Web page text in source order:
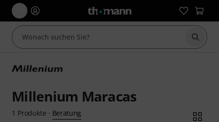
Suche
Millenium Maracas
1 Produkte · Beratung